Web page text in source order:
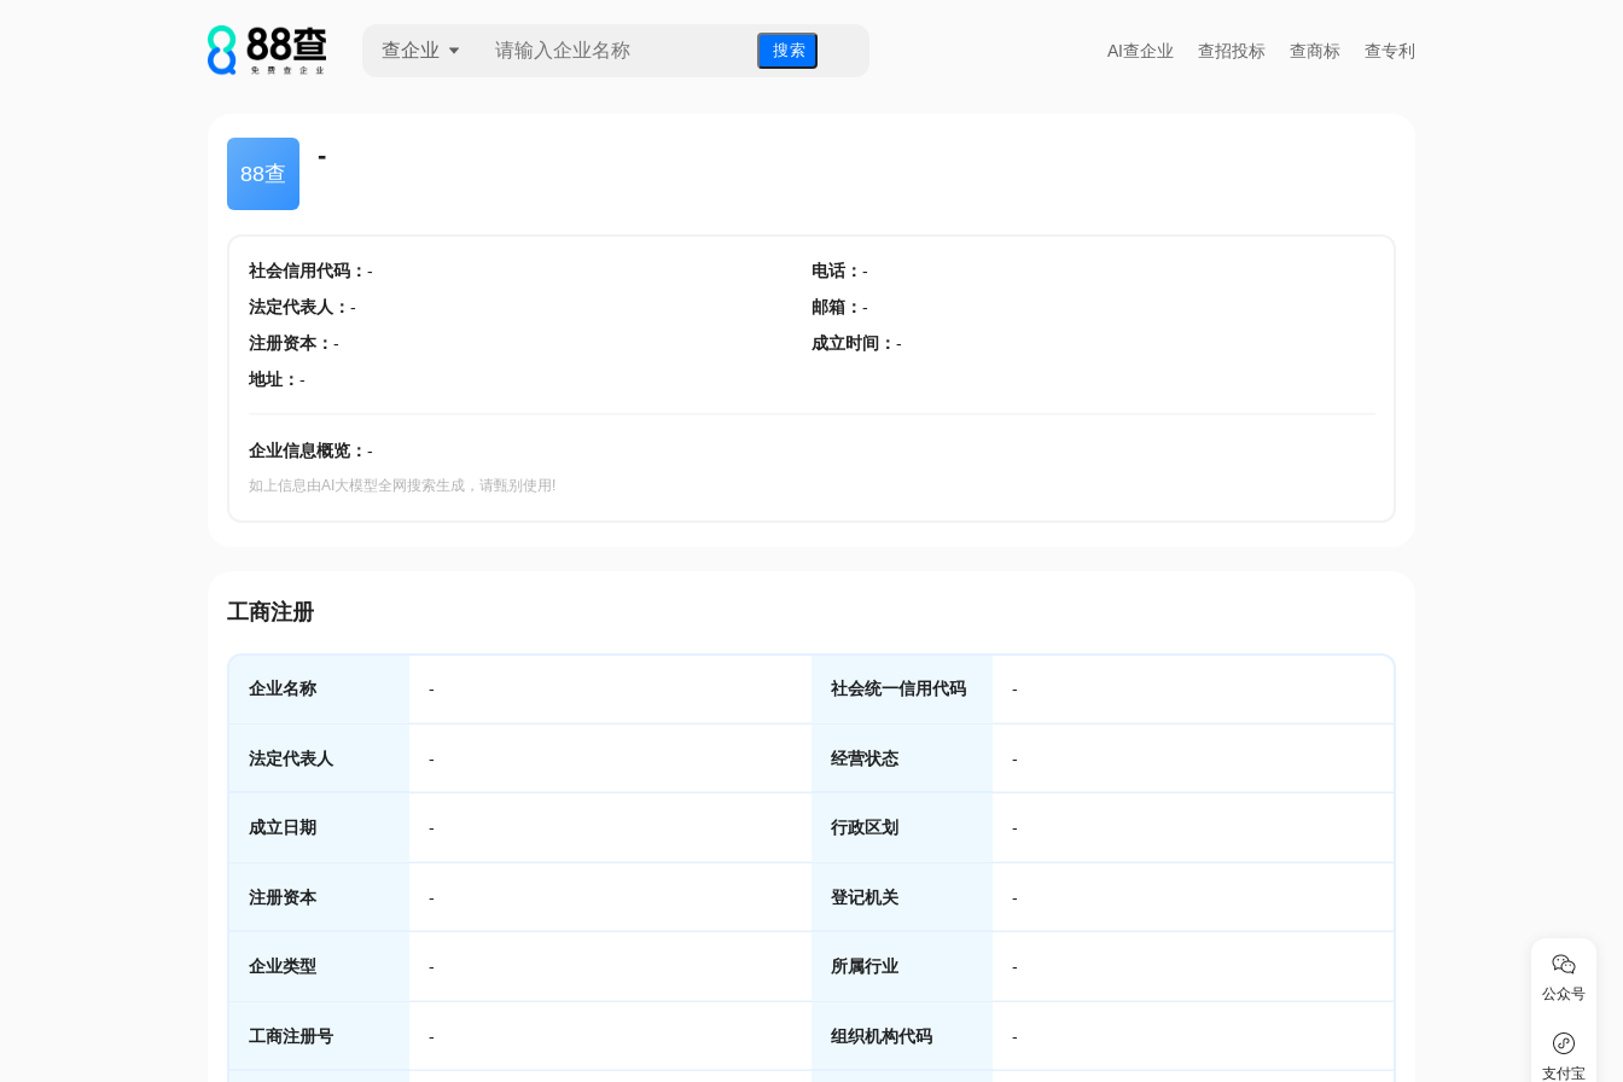
查企业 搜 索 AI查企业 查招投标 查商标 查专利
88查
-
社会信用代码： - 电话： -
法定代表人 ： - 邮箱 ： -
注册资本： - 成立时间 ： -
地址： -
企业信息概览： -
如上信息由AI大模型全网搜索生成，请甄别使用!
工商注册
企业名称 - 社会统一信用代码 -
法定代表人 - 经营状态 -
成立日期 - 行政区划 -
注册资本 - 登记机关 -
企业类型 - 所属行业 -
工商注册号 - 组织机构代码 -
公众号
支付宝